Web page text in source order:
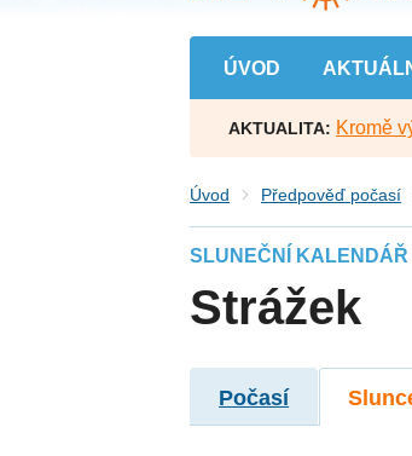
ÚVOD
AKTUALITA: Kromě
Úvod Předpověď počasí
SLUNEČNÍ KALENDÁŘ
Strážek
Počasí